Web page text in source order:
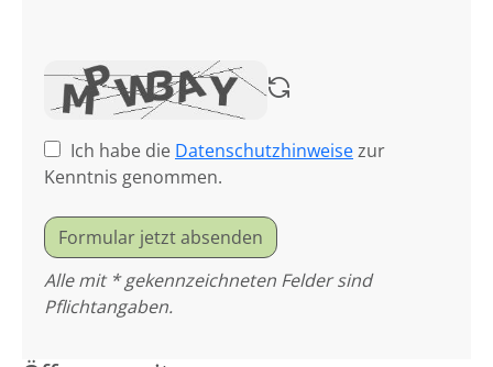
Ich habe die Datenschutzhinweisezur
Kenntnis genommen.
Formular jetzt absenden
Alle mit * gekennzeichneten Felder sind
Pflichtangaben.